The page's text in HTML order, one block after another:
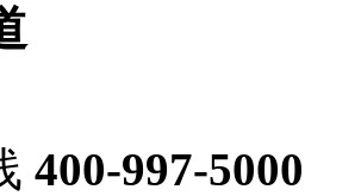
400-997-5000